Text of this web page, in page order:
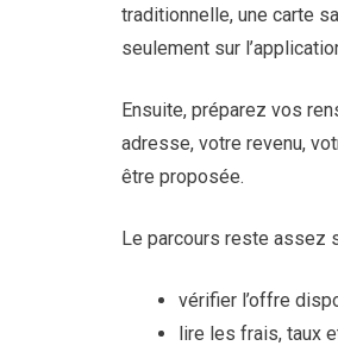
traditionnelle, une carte
seulement sur
Ensuite, préparez vos
adresse, votre revenu,
être proposée.
Le parcours reste assez
vérifier l’offre
lire les frais, taux